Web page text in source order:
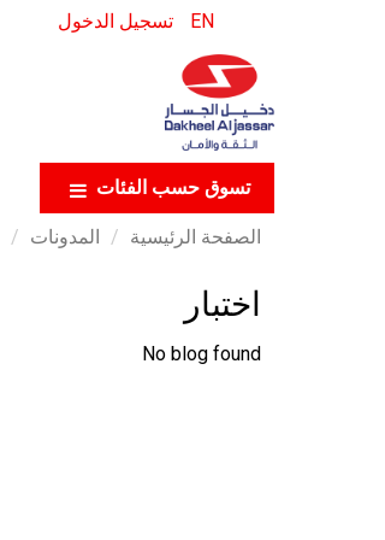
EN تسجيل الدخول
تسوق حسب الفئات
الصفحة الرئيسية المدونات
اختبار
No blog found